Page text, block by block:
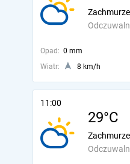
Opad: 0 mm
Wiatr:
8 km/h
11:00
29°C